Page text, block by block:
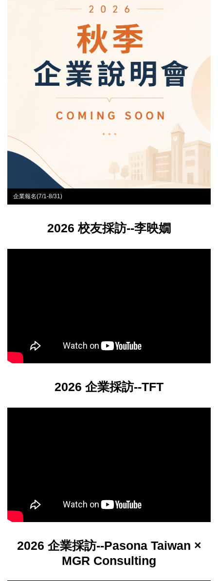
企業報名(7/1-8/31)
2026 校友採訪--李映嫺
2026 企業採訪--TFT
2026 企業採訪--Pasona Taiwan ×
MGR Consulting